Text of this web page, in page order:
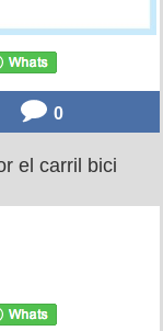
0
el carril bici